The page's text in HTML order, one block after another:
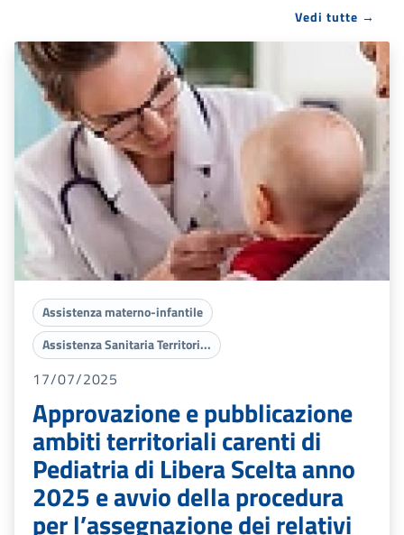
Vedi tutte →
Assistenza materno-infantile
Assistenza Sanitaria Territori...
17/07/2025
Approvazione e pubblicazione
ambiti territoriali carenti di
Pediatria di Libera Scelta anno
2025 e avvio della procedura
per l’assegnazione dei relativi